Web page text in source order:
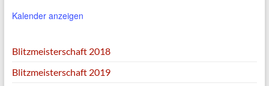
Kalender anzeigen
Blitzmeisterschaft 2018
Blitzmeisterschaft 2019